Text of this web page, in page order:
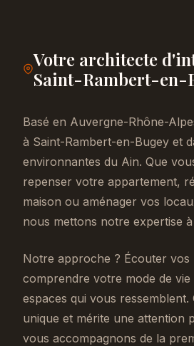
Votre architecte
Saint-Rambert-en-
Basé en Auvergne-Rhône-
à Saint-Rambert-en-Bugey et
environnantes du Ain. Que
repenser votre appartement,
maison ou aménager vos
nous mettons notre expertise
Notre approche ? Écouter vos
comprendre votre mode de vie
espaces qui vous ressemblent.
unique et mérite une attention
vous accompagnons de la